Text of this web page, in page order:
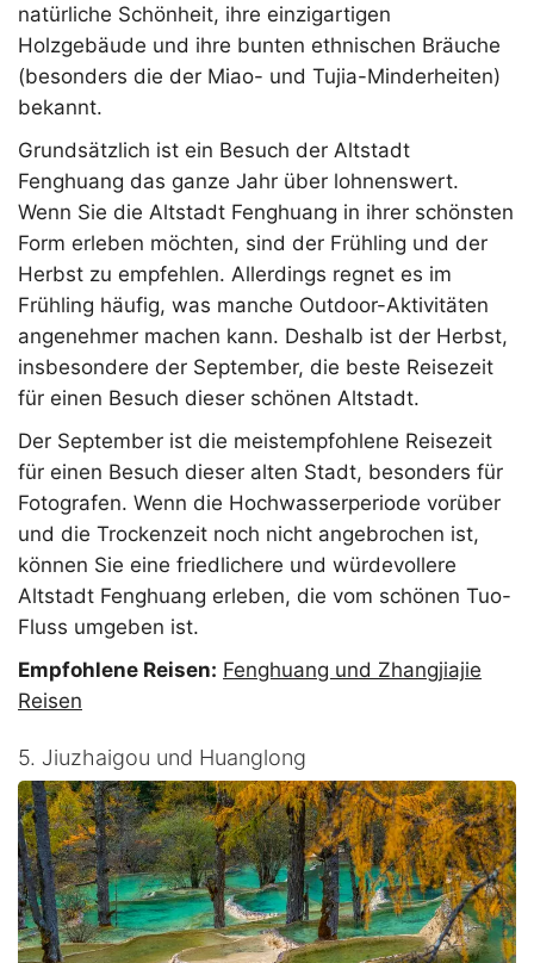
natürliche Schönheit, ihre einzigartigen
Holzgebäude und ihre bunten ethnischen Bräuche
(besonders die der Miao- und Tujia-Minderheiten)
bekannt.
Grundsätzlich ist ein Besuch der Altstadt
Fenghuang das ganze Jahr über lohnenswert.
Wenn Sie die Altstadt Fenghuang in ihrer schönsten
Form erleben möchten, sind der Frühling und der
Herbst zu empfehlen. Allerdings regnet es im
Frühling häufig, was manche Outdoor-Aktivitäten
angenehmer machen kann. Deshalb ist der Herbst,
insbesondere der September, die beste Reisezeit
für einen Besuch dieser schönen Altstadt.
Der September ist die meistempfohlene Reisezeit
für einen Besuch dieser alten Stadt, besonders für
Fotografen. Wenn die Hochwasserperiode vorüber
und die Trockenzeit noch nicht angebrochen ist,
können Sie eine friedlichere und würdevollere
Altstadt Fenghuang erleben, die vom schönen Tuo-
Fluss umgeben ist.
Empfohlene Reisen: Fenghuang und Zhangjiajie
Reisen
5. Jiuzhaigou und Huanglong